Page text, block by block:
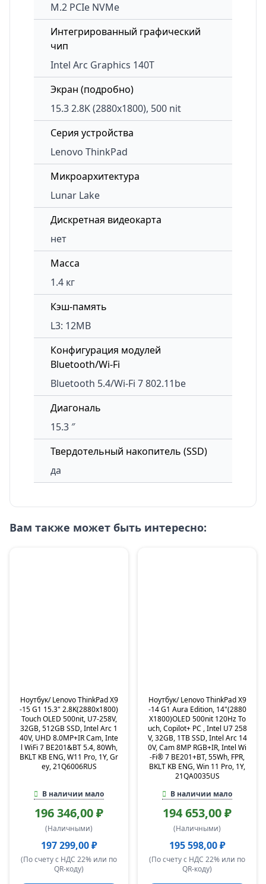
M.2 PCIe NVMe
Интегрированный графический
чип
Intel Arc Graphics 140T
Экран (подробно)
15.3 2.8K (2880х1800), 500 nit
Серия устройства
Lenovo ThinkPad
Микроархитектура
Lunar Lake
Дискретная видеокарта
нет
Масса
1.4 кг
Кэш-память
L3: 12MB
Конфигурация модулей
Bluetooth/Wi-Fi
Bluetooth 5.4/Wi-Fi 7 802.11be
Диагональ
15.3 ″
Твердотельный накопитель (SSD)
да
Вам также может быть интересно:
Ноутбук/ Lenovo ThinkPad X9
-15 G1 15.3" 2.8K(2880x1800)
Touch OLED 500nit, U7-258V,
32GB, 512GB SSD, Intel Arc 1
40V, UHD 8.0MP+IR Cam, Inte
l WiFi 7 BE201&BT 5.4, 80Wh,
BKLT KB ENG, W11 Pro, 1Y, Gr
еy, 21Q6006RUS
В наличии мало
196 346,00 ₽
(Наличными)
197 299,00 ₽
(По счету с НДС 22% или по
QR-коду)
Ноутбук/ Lenovo ThinkPad X9
-14 G1 Aura Edition, 14"(2880
X1800)OLED 500nit 120Hz To
uch, Copilot+ PC , Intel U7 258
V, 32GB, 1TB SSD, Intel Arc 14
0V, Cam 8MP RGB+IR, Intel Wi
-Fi® 7 BE201+BT, 55Wh, FPR,
BKLT KB ENG, Win 11 Pro, 1Y,
21QA0035US
В наличии мало
194 653,00 ₽
(Наличными)
195 598,00 ₽
(По счету с НДС 22% или по
QR-коду)